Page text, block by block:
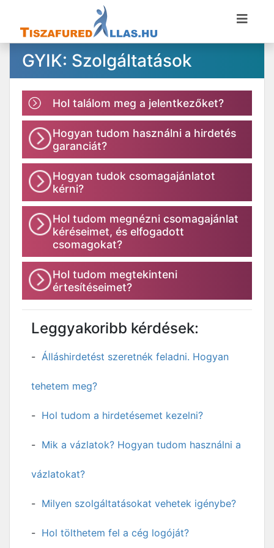
GYIK: Szolgáltatások
Hol találom meg a jelentkezőket?
Hogyan tudom használni a hirdetés
garanciát?
Hogyan tudok csomagajánlatot
kérni?
Hol tudom megnézni csomagajánlat
kéréseimet, és elfogadott
csomagokat?
Hol tudom megtekinteni
értesítéseimet?
Leggyakoribb kérdések:
Álláshirdetést szeretnék feladni. Hogyan
tehetem meg?
Hol tudom a hirdetésemet kezelni?
Mik a vázlatok? Hogyan tudom használni a
vázlatokat?
Milyen szolgáltatásokat vehetek igénybe?
Hol tölthetem fel a cég logóját?